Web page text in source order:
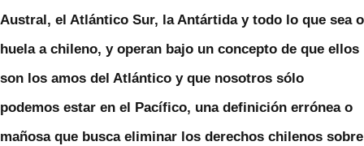
Austral, el Atlántico Sur, la Antártida y todo lo que sea o
huela a chileno, y operan bajo un concepto de que ellos
son los amos del Atlántico y que nosotros sólo
podemos estar en el Pacífico, una definición errónea o
mañosa que busca eliminar los derechos chilenos sobre